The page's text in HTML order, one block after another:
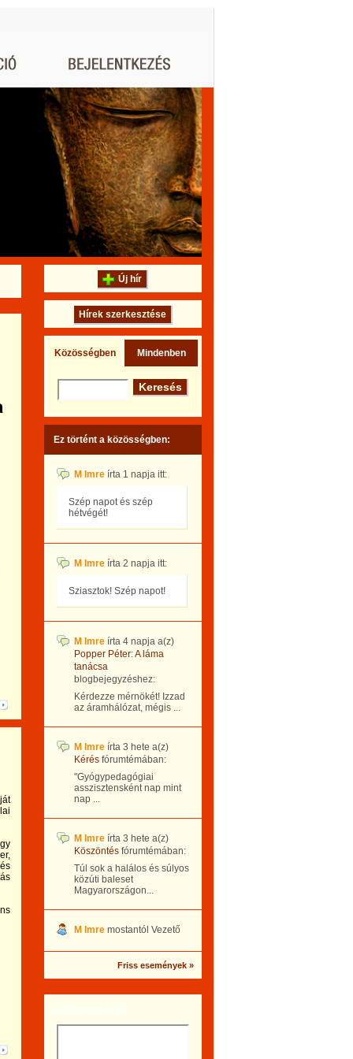
Új hír
Hírek szerkesztése
Közösségben Mindenben
Ez történt a közösségben:
M Imre írta 1 napja itt:
Szép napot és szép
hétvégét!
M Imre írta 2 napja itt:
Sziasztok! Szép napot!
M Imre írta 4 napja a(z)
Popper Péter: A láma
tanácsa
blogbejegyzéshez:
Kérdezze mérnökét! Izzad
az áramhálózat, mégis ...
M Imre írta 3 hete a(z)
Kérés fórumtémában:
"Gyógypedagógiai
asszisztensként nap mint
nap ...
M Imre írta 3 hete a(z)
Köszöntés fórumtémában:
Túl sok a halálos és súlyos
közúti baleset
Magyarországon...
M Imre mostantól Vezető
Friss események »